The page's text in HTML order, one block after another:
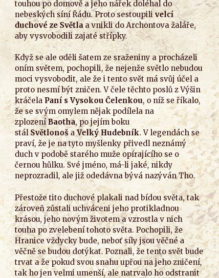
touhou po domově a jeho nářek doléhal do
nebeských síní Řádu. Proto sestoupilivelcí
duchové ze Světlaa vnikli do Archontova žaláře,
aby vysvobodili zajaté střípky.
Když se ale oděli šatem ze sraženiny a procházeli
oním světem, pochopili, že nejenže světlo nebudou
moci vysvobodit, ale že i tento svět má svůj účel a
proto nesmí být zničen. V čele těchto poslů z Výšin
kráčelaPaní s Vysokou Čelenkou, o níž se říkalo,
že se svým omylem nějak podílela na
zplozeníBaotha, po jejím boku
stálSvětlonošaVelký Hudebník. V legendách se
praví, že je na tyto myšlenky přivedl neznámý
duch v podobě starého muže opírajícího se o
černou hůlku. Své jméno, má-li jaké, nikdy
neprozradil, ale již odedávna bývá nazýván Tho.
Přestože tito duchové plakali nad bídou světa, tak
zároveň zůstali uchváceni jeho protikladnou
krásou, jeho novým životem a vzrostla v nich
touha po zvelebení tohoto světa. Pochopili, že
Hranice vždycky bude, neboť síly jsou věčné a
věčně se budou dotýkat. Poznali, že tento svět bude
trvat a že pokud svou snahu upřou na jeho zničení,
tak ho jen velmi umenší, ale natrvalo ho odstranit